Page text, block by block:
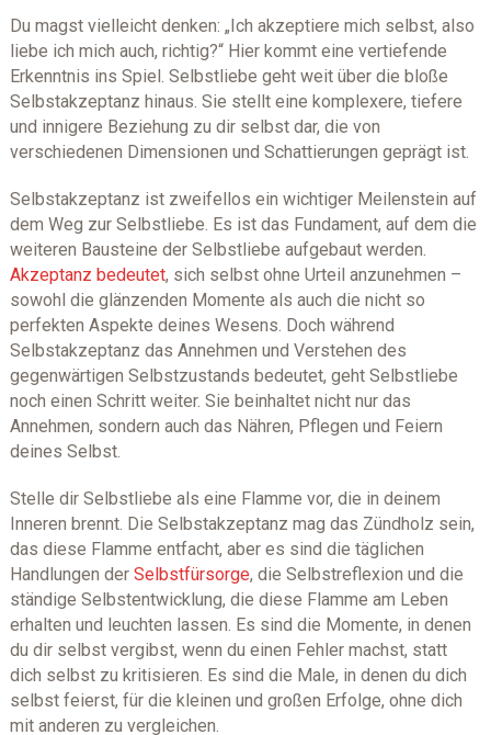
Du magst vielleicht denken: „Ich akzeptiere mich selbst, also
liebe ich mich auch, richtig?“ Hier kommt eine vertiefende
Erkenntnis ins Spiel. Selbstliebe geht weit über die bloße
Selbstakzeptanz hinaus. Sie stellt eine komplexere, tiefere
und innigere Beziehung zu dir selbst dar, die von
verschiedenen Dimensionen und Schattierungen geprägt ist.
Selbstakzeptanz ist zweifellos ein wichtiger Meilenstein auf
dem Weg zur Selbstliebe. Es ist das Fundament, auf dem die
weiteren Bausteine der Selbstliebe aufgebaut werden.
Akzeptanz bedeutet, sich selbst ohne Urteil anzunehmen –
sowohl die glänzenden Momente als auch die nicht so
perfekten Aspekte deines Wesens. Doch während
Selbstakzeptanz das Annehmen und Verstehen des
gegenwärtigen Selbstzustands bedeutet, geht Selbstliebe
noch einen Schritt weiter. Sie beinhaltet nicht nur das
Annehmen, sondern auch das Nähren, Pflegen und Feiern
deines Selbst.
Stelle dir Selbstliebe als eine Flamme vor, die in deinem
Inneren brennt. Die Selbstakzeptanz mag das Zündholz sein,
das diese Flamme entfacht, aber es sind die täglichen
Handlungen der Selbstfürsorge, die Selbstreflexion und die
ständige Selbstentwicklung, die diese Flamme am Leben
erhalten und leuchten lassen. Es sind die Momente, in denen
du dir selbst vergibst, wenn du einen Fehler machst, statt
dich selbst zu kritisieren. Es sind die Male, in denen du dich
selbst feierst, für die kleinen und großen Erfolge, ohne dich
mit anderen zu vergleichen.